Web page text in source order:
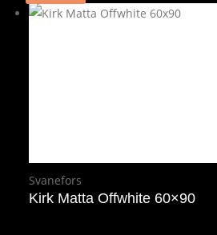
Svanefors
Kirk Matta Offwhite 60×90